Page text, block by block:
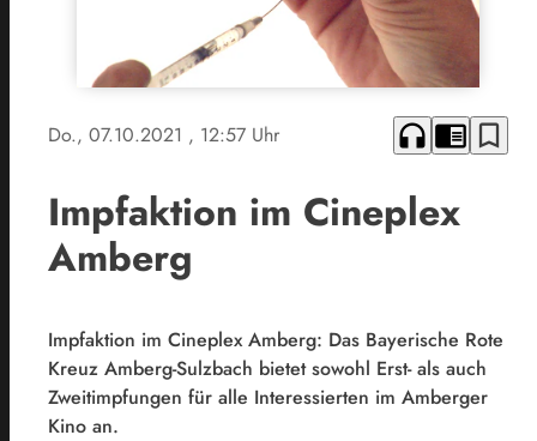
Do., 07.10.2021 , 12:57 Uhr headphones chrome_reader_mode bookmark_border
Impfaktion im Cineplex
Amberg
Impfaktion im Cineplex Amberg: Das Bayerische Rote
Kreuz Amberg-Sulzbach bietet sowohl Erst- als auch
Zweitimpfungen für alle Interessierten im Amberger
Kino an.